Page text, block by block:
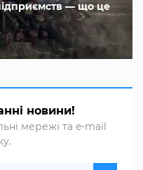
— що це
новини!
мережі та e-mail